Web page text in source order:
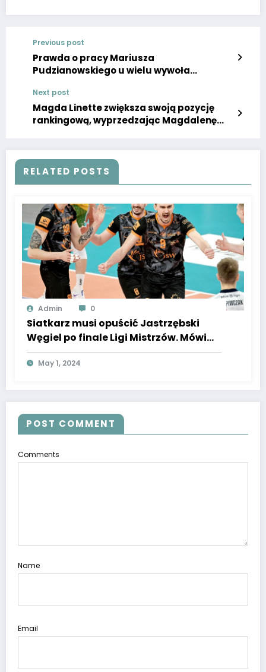
Previous post
Prawda o pracy Mariusza
Pudzianowskiego u wielu wywoła
wszystkiego się przyznał.
Next post
Magda Linette zwiększa swoją pozycję
rankingową, wyprzedzając Magdalenę
RELATED POSTS
Admin 0
Siatkarz musi opuścić Jastrzębski
Węgiel po finale Ligi Mistrzów. Mówi
nam, za czym tęsknił.
May 1, 2024
POST COMMENT
Comments
Name
Email